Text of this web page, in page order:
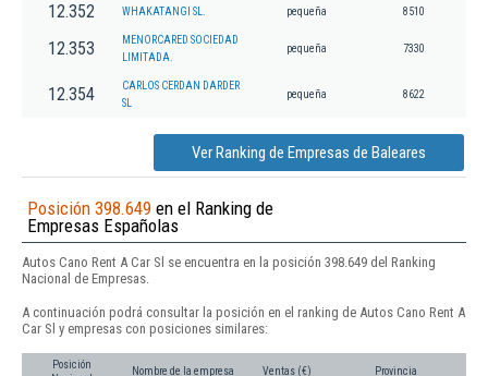
12.352 WHAKATANGI SL. pequeña 8510
12.353
MENORCARED SOCIEDAD
LIMITADA.
pequeña 7330
12.354
CARLOS CERDAN DARDER
SL
pequeña 8622
Ver Ranking de Empresas de Baleares
Posición 398.649 en el Ranking de
Empresas Españolas
Autos Cano Rent A Car Sl se encuentra en la posición 398.649 del Ranking
Nacional de Empresas.
A continuación podrá consultar la posición en el ranking de Autos Cano Rent A
Car Sl y empresas con posiciones similares:
Posición
Nombre de la empresa Ventas (€) Provincia